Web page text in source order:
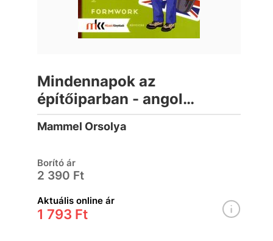
Mindennapok az
építőiparban - angol
nyelven
Mammel Orsolya
Borító ár
2 390 Ft
Aktuális online ár
1 793 Ft